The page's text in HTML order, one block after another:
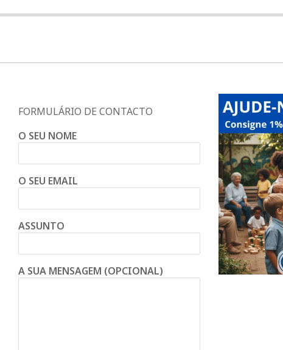
o
C
o
n
d
e
FORMULÁRIO DE CONTACTO
O SEU NOME
O SEU EMAIL
ASSUNTO
A SUA MENSAGEM (OPCIONAL)